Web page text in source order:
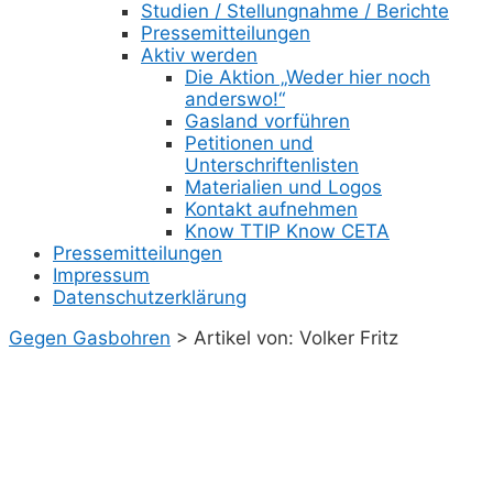
Studien / Stellungnahme / Berichte
Pressemitteilungen
Aktiv werden
Die Aktion „Weder hier noch
anderswo!“
Gasland vorführen
Petitionen und
Unterschriftenlisten
Materialien und Logos
Kontakt aufnehmen
Know TTIP Know CETA
Pressemitteilungen
Impressum
Datenschutzerklärung
Gegen Gasbohren > Artikel von: Volker Fritz